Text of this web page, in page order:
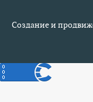
Создание и